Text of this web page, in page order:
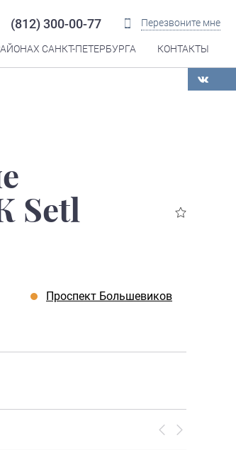
(812) 300-00-77 Перезвоните мне
САНКТ-ПЕТЕРБУРГА КОНТАКТЫ
Setl
Проспект Большевиков